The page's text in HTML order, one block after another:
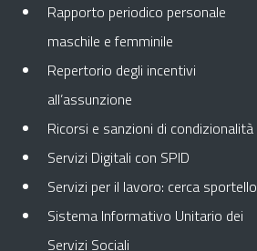
Rapporto periodico personale
maschile e femminile
Repertorio degli incentivi
all’assunzione
Ricorsi e sanzioni di condizionalità
Servizi Digitali con SPID
Servizi per il lavoro: cerca sportello
Sistema Informativo Unitario dei
Servizi Sociali